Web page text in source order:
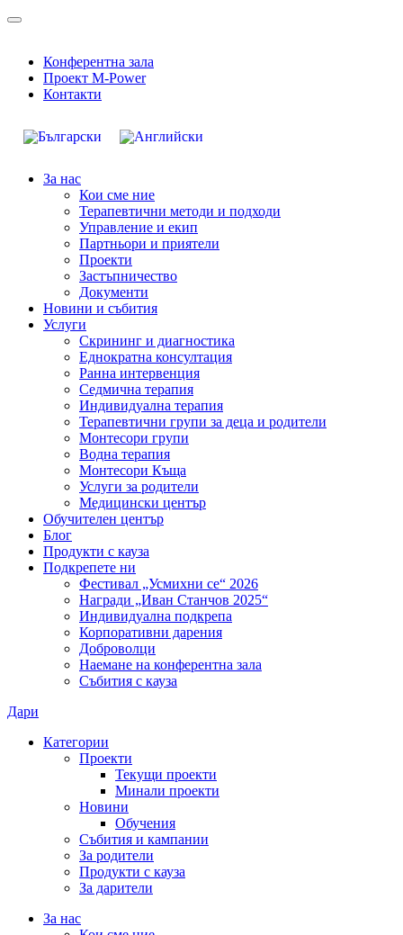
Конферентна зала
Проект M-Power
Контакти
За нас
Кои сме ние
Терапевтични методи и подходи
Управление и екип
Партньори и приятели
Проекти
Застъпничество
Документи
Новини и събития
Услуги
Скрининг и диагностика
Еднократна консултация
Ранна интервенция
Седмична терапия
Индивидуална терапия
Терапевтични групи за деца и родители
Монтесори групи
Водна терапия
Монтесори Къща
Услуги за родители
Медицински център
Обучителен център
Блог
Продукти с кауза
Подкрепете ни
Фестивал „Усмихни се“ 2026
Награди „Иван Станчов 2025“
Индивидуална подкрепа
Корпоративни дарения
Доброволци
Наемане на конферентна зала
Събития с кауза
Дари
Категории
Проекти
Текущи проекти
Минали проекти
Новини
Обучения
Събития и кампании
За родители
Продукти с кауза
За дарители
За нас